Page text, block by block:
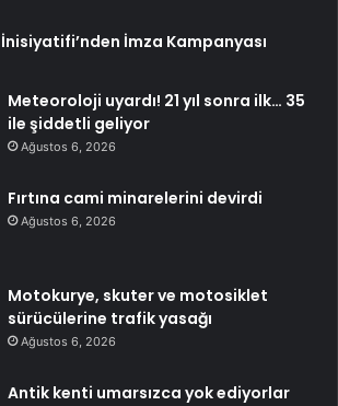
İmza Kampanyası
Meteoroloji uyardı! 21 yıl sonra ilk… 35
ile şiddetli geliyor
Ağustos 6, 2026
Fırtına cami minarelerini devirdi
Ağustos 6, 2026
Motokurye, skuter ve motosiklet
sürücülerine trafik yasağı
Ağustos 6, 2026
Antik kenti umarsızca yok ediyorlar